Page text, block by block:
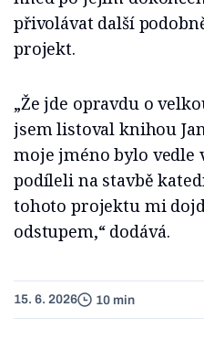
přivolávat další
projekt.
„Že jde opravdu o
jsem listoval knihou
moje jméno bylo vedle
podíleli na stavbě
tohoto projektu mi
odstupem,“ dodává.
15. 6. 2026 10 min